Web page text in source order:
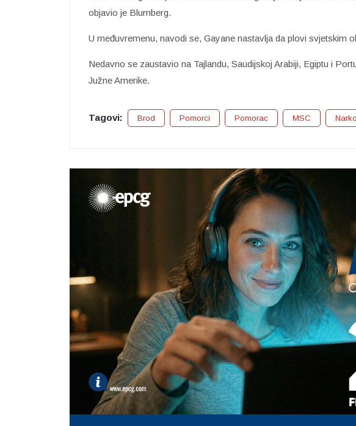
objavio je Blumberg.
U međuvremenu, navodi se, Gayane nastavlja da plovi svjetskim
Nedavno se zaustavio na Tajlandu, Saudijskoj Arabiji, Egiptu i
Južne Amerike.
Tagovi: Brod Pomorci Pomorac MSC